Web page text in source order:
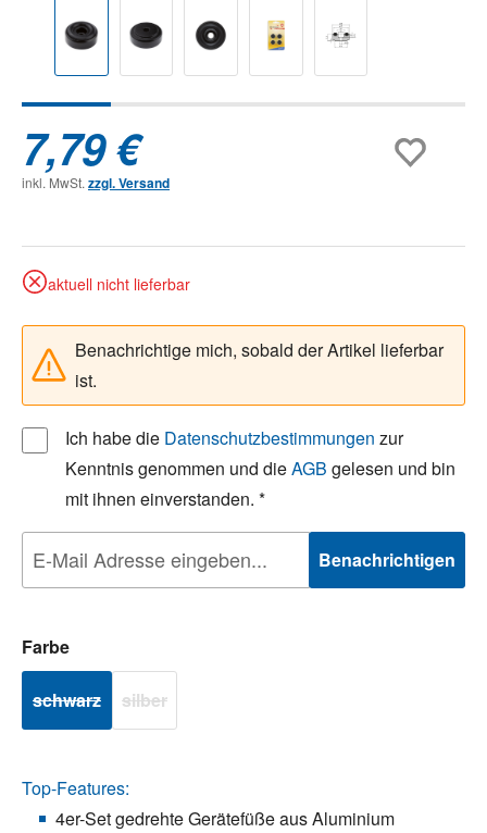
7,79 €
inkl. MwSt. zzgl. Versand
aktuell nicht lieferbar
Benachrichtige mich, sobald der Artikel lieferbar
ist.
Ich habe die Datenschutzbestimmungen zur
Kenntnis genommen und dieAGB gelesen und bin
mit ihnen einverstanden. *
Benachrichtigen
Farbeauswählen
schwarz(Diese Option ist zurzeit nicht verfügbar.)
silber(Diese Option ist zurzeit nicht verfügbar.)
Top-Features:
4er-Set gedrehte Gerätefüße aus Aluminium